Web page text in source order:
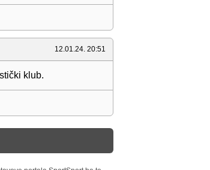
12.01.24. 20:51
klub.